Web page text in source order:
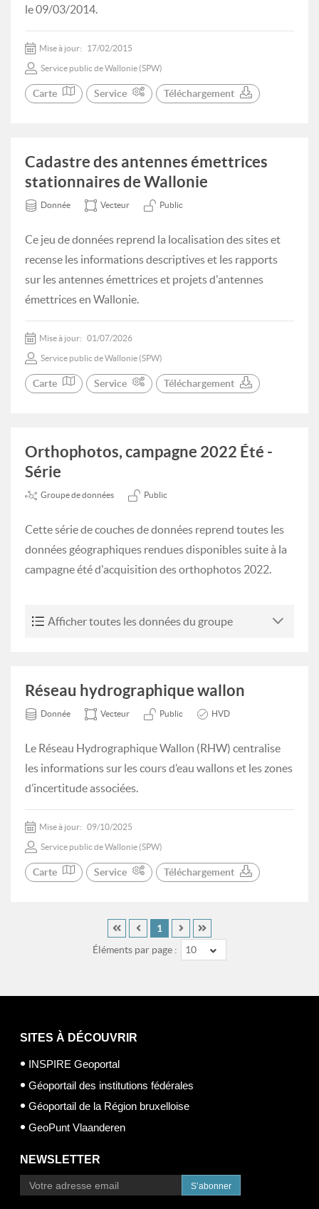
le 09/03/2014.
Mise à jour: 17/02/2015
Service public de Wallonie (SPW)
Carte Service Téléchargement
Cadastre des antennes émettrices
stationnaires de Wallonie
Donnée Vecteur Public
Ce jeu de données reprend la localisation des sites et
recense les informations descriptives et les rapports
sur les antennes émettrices et projets d'antennes
émettrices en Wallonie.
Mise à jour: 01/07/2026
Service public de Wallonie (SPW)
Carte Service Téléchargement
Orthophotos, campagne 2022 Été -
Série
Groupe de données Public
Cette série de couches de données reprend toutes les
données géographiques rendues disponibles suite à la
campagne été d'acquisition des orthophotos 2022.
Afficher toutes les données du groupe
Réseau hydrographique wallon
Donnée Vecteur Public HVD
Le Réseau Hydrographique Wallon (RHW) centralise
les informations sur les cours d’eau wallons et les zones
d’incertitude associées.
Mise à jour: 09/10/2025
Service public de Wallonie (SPW)
Carte Service Téléchargement
Éléments par page : 10
1
SITES À DÉCOUVRIR
INSPIRE Geoportal
Géoportail des institutions fédérales
Géoportail de la Région bruxelloise
GeoPunt Vlaanderen
NEWSLETTER
S’abonner